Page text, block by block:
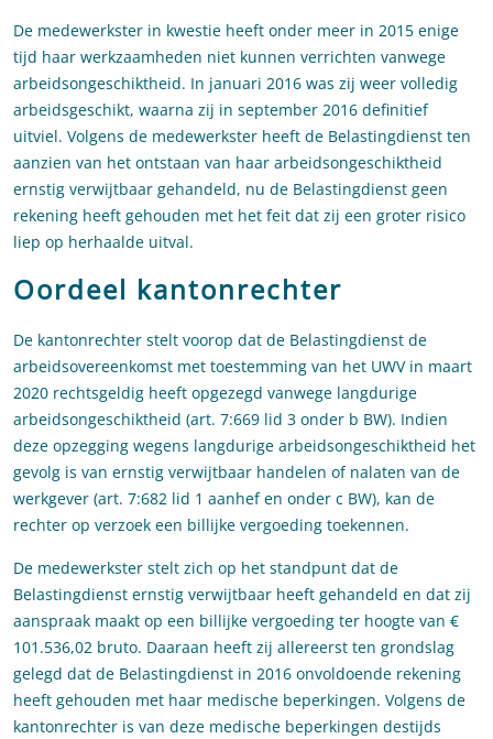
De medewerkster in kwestie heeft onder meer in 2015 enige
tijd haar werkzaamheden niet kunnen verrichten vanwege
arbeidsongeschiktheid. In januari 2016 was zij weer volledig
arbeidsgeschikt, waarna zij in september 2016 definitief
uitviel. Volgens de medewerkster heeft de Belastingdienst ten
aanzien van het ontstaan van haar arbeidsongeschiktheid
ernstig verwijtbaar gehandeld, nu de Belastingdienst geen
rekening heeft gehouden met het feit dat zij een groter risico
liep op herhaalde uitval.
Oordeel kantonrechter
De kantonrechter stelt voorop dat de Belastingdienst de
arbeidsovereenkomst met toestemming van het UWV in maart
2020 rechtsgeldig heeft opgezegd vanwege langdurige
arbeidsongeschiktheid (art. 7:669 lid 3 onder b BW). Indien
deze opzegging wegens langdurige arbeidsongeschiktheid het
gevolg is van ernstig verwijtbaar handelen of nalaten van de
werkgever (art. 7:682 lid 1 aanhef en onder c BW), kan de
rechter op verzoek een billijke vergoeding toekennen.
De medewerkster stelt zich op het standpunt dat de
Belastingdienst ernstig verwijtbaar heeft gehandeld en dat zij
aanspraak maakt op een billijke vergoeding ter hoogte van €
101.536,02 bruto. Daaraan heeft zij allereerst ten grondslag
gelegd dat de Belastingdienst in 2016 onvoldoende rekening
heeft gehouden met haar medische beperkingen. Volgens de
kantonrechter is van deze medische beperkingen destijds